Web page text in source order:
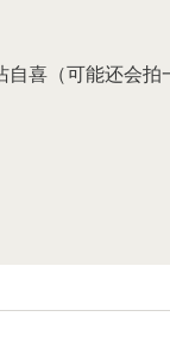
喜（可能还会拍